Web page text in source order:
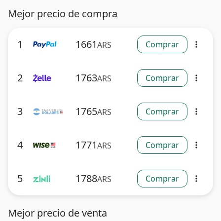
Mejor precio de compra
1 1661ARS Comprar more_vert
2 1763ARS Comprar more_vert
3 1765ARS Comprar more_vert
4 1771ARS Comprar more_vert
5 1788ARS Comprar more_vert
Mejor precio de venta